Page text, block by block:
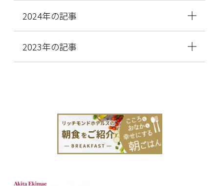
2024年の記事
2023年の記事